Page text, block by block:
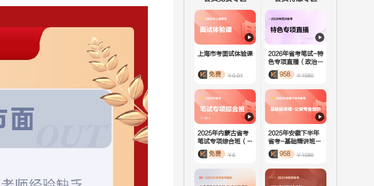
上海市考面试体验课
免费 ￥0.01
2025年内蒙古省考
笔试专项综合班（活
动课）
免费 ￥5
2026年省考笔试-特
色专项直播（政治理
论）
958 ￥1080
2025年安徽下半年
省考-基础精讲班-
公安专业知识
958 ￥1080